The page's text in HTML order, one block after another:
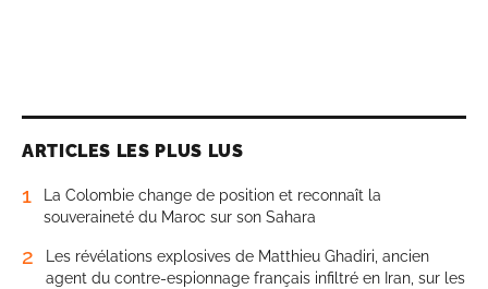
ARTICLES LES PLUS LUS
1
La Colombie change de position et reconnaît la
souveraineté du Maroc sur son Sahara
2
Les révélations explosives de Matthieu Ghadiri, ancien
agent du contre-espionnage français infiltré en Iran, sur les